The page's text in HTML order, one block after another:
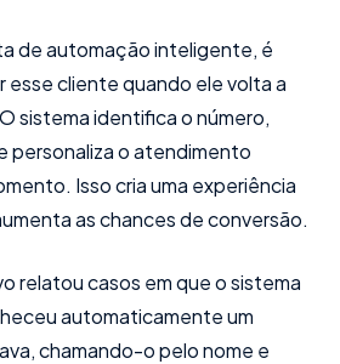
de automação inteligente, é
esse cliente quando ele volta a
sistema identifica o número,
personaliza o atendimento
Isso cria uma experiência
as chances de conversão.
relatou casos em que o sistema
automaticamente um
chamando-o pelo nome e